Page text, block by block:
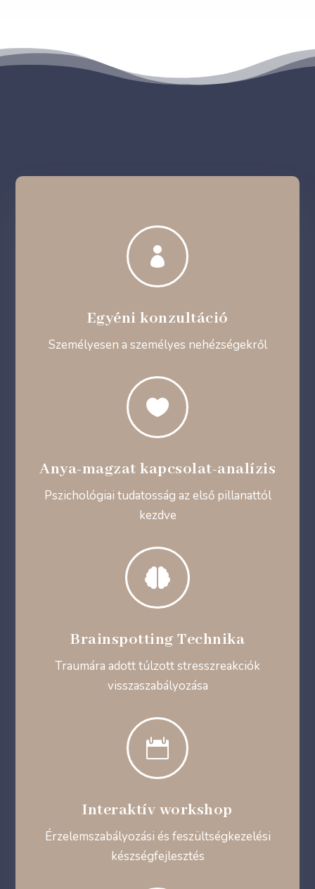

Egyéni konzultáció
Személyesen a személyes nehézségekről

Anya-magzat kapcsolat-analízis
Pszichológiai tudatosság az első pillanattól
kezdve

Brainspotting Technika
Traumára adott túlzott stresszreakciók
visszaszabályozása

Interaktív workshop
Érzelemszabályozási és feszültségkezelési
készségfejlesztés